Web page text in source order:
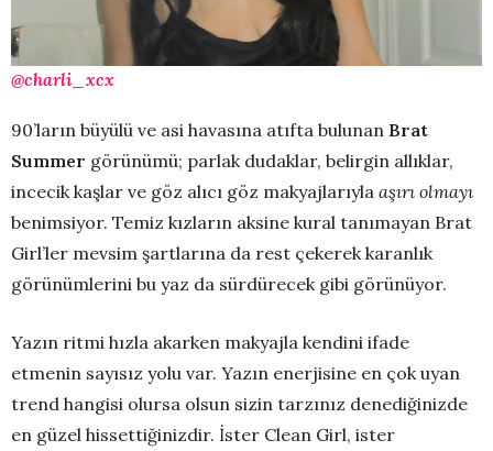
@charli_xcx
90’ların büyülü ve asi havasına atıfta bulunan Brat
Summer görünümü; parlak dudaklar, belirgin allıklar,
incecik kaşlar ve göz alıcı göz makyajlarıyla aşırı olmayı
benimsiyor. Temiz kızların aksine kural tanımayan Brat
Girl’ler mevsim şartlarına da rest çekerek karanlık
görünümlerini bu yaz da sürdürecek gibi görünüyor.
Yazın ritmi hızla akarken makyajla kendini ifade
etmenin sayısız yolu var. Yazın enerjisine en çok uyan
trend hangisi olursa olsun sizin tarzınız denediğinizde
en güzel hissettiğinizdir. İster Clean Girl, ister